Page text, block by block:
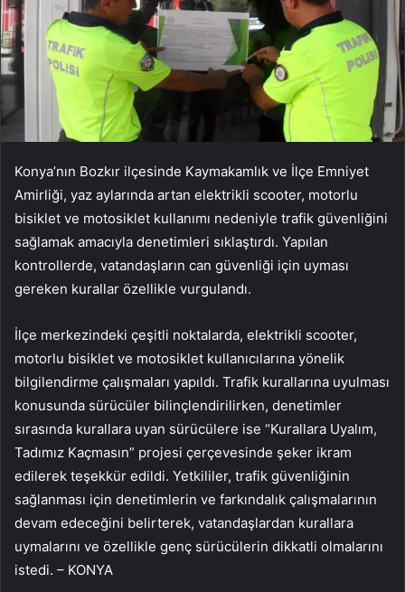
Konya’nın Bozkır ilçesinde Kaymakamlık ve İlçe Emniyet
Amirliği, yaz aylarında artan elektrikli scooter, motorlu
bisiklet ve motosiklet kullanımı nedeniyle trafik güvenliğini
sağlamak amacıyla denetimleri sıklaştırdı. Yapılan
kontrollerde, vatandaşların can güvenliği için uyması
gereken kurallar özellikle vurgulandı.
İlçe merkezindeki çeşitli noktalarda, elektrikli scooter,
motorlu bisiklet ve motosiklet kullanıcılarına yönelik
bilgilendirme çalışmaları yapıldı. Trafik kurallarına uyulması
konusunda sürücüler bilinçlendirilirken, denetimler
sırasında kurallara uyan sürücülere ise “Kurallara Uyalım,
Tadımız Kaçmasın” projesi çerçevesinde şeker ikram
edilerek teşekkür edildi. Yetkililer, trafik güvenliğinin
sağlanması için denetimlerin ve farkındalık çalışmalarının
devam edeceğini belirterek, vatandaşlardan kurallara
uymalarını ve özellikle genç sürücülerin dikkatli olmalarını
istedi. – KONYA